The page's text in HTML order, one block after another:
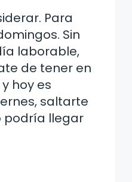
Para
Sin
laborable,
de tener en
hoy es
saltarte
podría llegar